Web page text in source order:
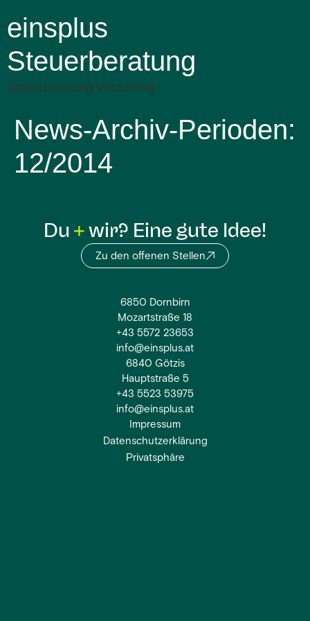
einsplus
Steuerberatung
Steuerberatung Vorarlberg
News-Archiv-Perioden:
12/2014
Du wir? Eine gute Idee!
Zu den offenen Stellen
6850 Dornbirn
Mozartstraße 18
+43 5572 23653
info@einsplus.at
6840 Götzis
Hauptstraße 5
+43 5523 53975
info@einsplus.at
Impressum
Datenschutzerklärung
Privatsphäre